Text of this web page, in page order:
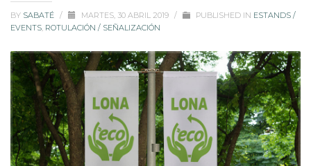
BY SABATÉ / MARTES, 30 ABRIL 2019 / PUBLISHED IN ESTANDS /
EVENTS, ROTULACIÓN / SEÑALIZACIÓN